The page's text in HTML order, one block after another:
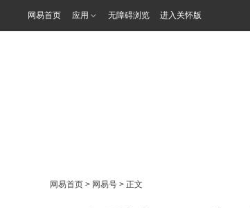
网易首页 应用 无障碍浏览 进入关怀版
网易首页 > 网易号 > 正文